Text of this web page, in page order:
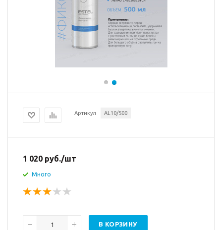
Артикул AL10/500
1 020 руб./шт
Много
В КОРЗИНУ